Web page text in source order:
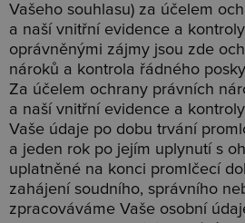
Vašeho souhlasu) za účelem
a naší vnitřní evidence a
oprávněnými zájmy jsou zde
nároků a kontrola řádného
Za účelem ochrany právních
a naší vnitřní evidence a
Vaše údaje po dobu trvání
a jeden rok po jejím uplynutí s
uplatněné na konci promlčecí
zahájení soudního, správního
zpracováváme Vaše osobní